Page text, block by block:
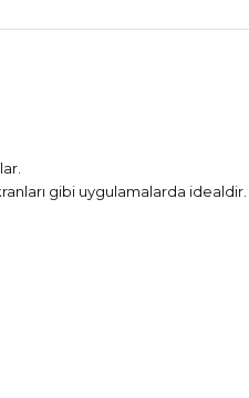
gibi uygulamalarda idealdir.